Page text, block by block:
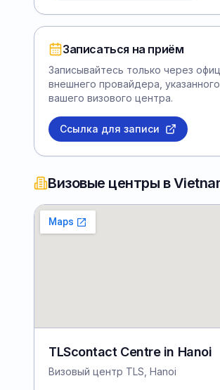
Записаться на приём
Записывайтесь только через
внешнего провайдера,
вашего визового центра.
Ссылка для записи
Визовые центры в
TLScontact Centre in Hanoi
Визовый центр TLS, Hanoi